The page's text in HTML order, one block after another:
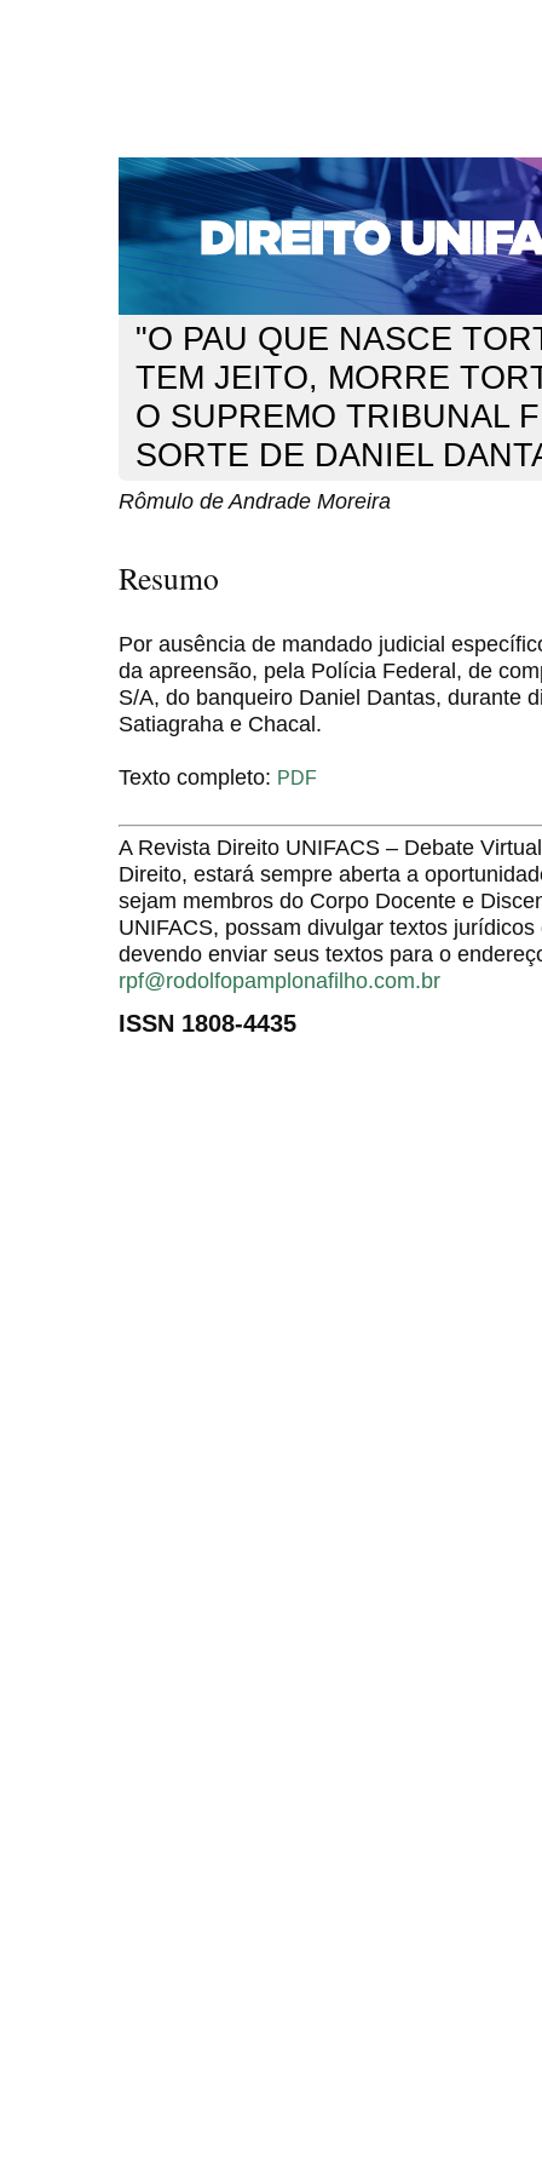
CAPA SOBRE ACESSO CADASTRO
NOTÍCIAS
EDIÇÕES DE Nº 1 A 100 WEBMAIL
Capa>n. 175 (2015) > de Andrade Moreira
"O PAU QUE NASCE
TEM JEITO, MORRE
O SUPREMO TRIBUNAL
SORTE DE DANIEL
Rômulo de Andrade Moreira
Resumo
Por ausência de mandado judicial
da apreensão, pela Polícia Federal, de
S/A, do banqueiro Daniel Dantas, durante
Satiagraha e Chacal.
Texto completo: PDF
A Revista Direito UNIFACS – Debate
Direito, estará sempre aberta a
sejam membros do Corpo Docente e
UNIFACS, possam divulgar textos
devendo enviar seus textos para o
rpf@rodolfopamplonafilho.com.br
ISSN 1808-4435